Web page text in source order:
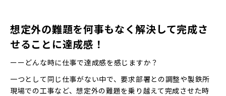
想定外の難題を何事もなく解決して完成さ
せることに達成感！
ーーどんな時に仕事で達成感を感じますか？
一つとして同じ仕事がない中で、要求部署との調整や製鉄所
現場での工事など、想定外の難題を乗り越えて完成させた時